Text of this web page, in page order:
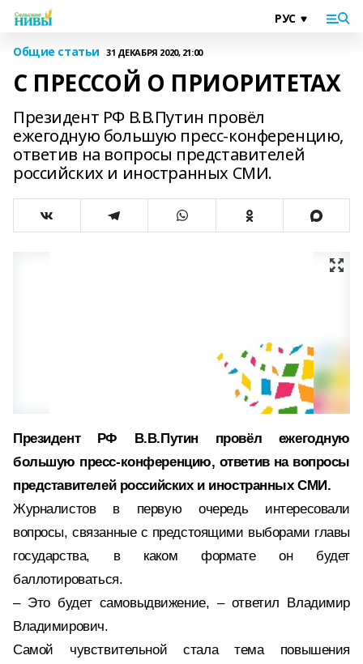
Общие статьи 31 ДЕКАБРЯ 2020, 21:00
С ПРЕССОЙ О ПРИОРИТЕТАХ
Президент РФ В.В.Путин провёл
ежегодную большую пресс-конференцию,
ответив на вопросы представителей
российских и иностранных СМИ.
Президент РФ В.В.Путин провёл ежегодную
большую пресс-конференцию, ответив на вопросы
представителей российских и иностранных СМИ.
Журналистов в первую очередь интересовали
вопросы, связанные с предстоящими выборами главы
государства, в каком формате он будет
баллотироваться.
– Это будет самовыдвижение, – ответил Владимир
Владимирович.
Самой чувствительной стала тема повышения